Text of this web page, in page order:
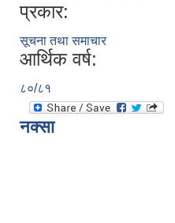
प्रकार:
सूचना तथा समाचार
आर्थिक वर्ष:
८०/८१
नक्सा